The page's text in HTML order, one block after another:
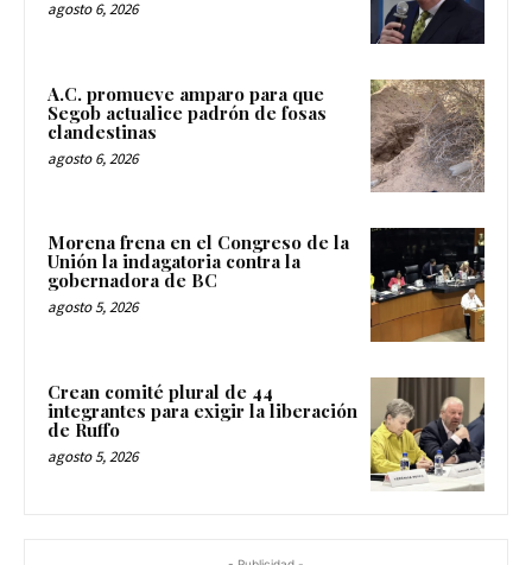
agosto 6, 2026
A.C. promueve amparo para que
Segob actualice padrón de fosas
clandestinas
agosto 6, 2026
Morena frena en el Congreso de la
Unión la indagatoria contra la
gobernadora de BC
agosto 5, 2026
Crean comité plural de 44
integrantes para exigir la liberación
de Ruffo
agosto 5, 2026